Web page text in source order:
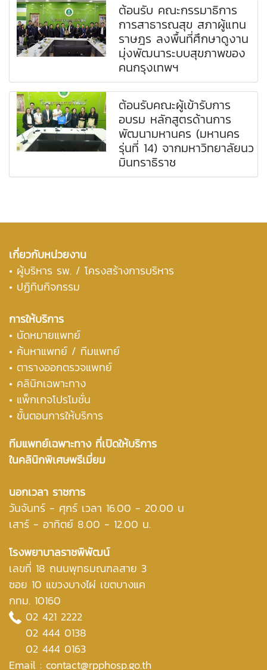
ต้อนรับ คณะกรรมาธิการ
การสาธารณสุข สภาผู้แทน
ราษฎร ลงพื้นที่ศึกษาดูงาน
มุ่งพัฒนาระบบสุขภาพของ
คนกรุงเทพฯ
ต้อนรับคณะผู้เข้ารับการ
อบรม หลักสูตรด้านการ
พัฒนามหานคร (มหานคร
รุ่นที่ 14) จากมหาวิทยาลัยนว
มินทราธิราช
เกี่ยวกับหน่วยงาน
• ผู้บริหาร รพ. / โครงสร้างการบริหาร
• ปฏิทินกิจกรรม
การให้บริการ
• นัดหมายแพทย์
• ค้นหาแพทย์ / ทีมแพทย์
• ตารางออกตรวจแพทย์
• คลินิกเฉพาะทาง
• แพ็กเกจโปรโมชั่น
• ขั้นตอนการให้บริการ
ทีมแพทย์เฉพาะทาง ที่เปิดให้บริการ
ในคลินิกพิเศษพรีเมี่ยม
นอกเวลา ราชการ
วันจันทร์ - ศุกร์ เวลา 16.00 - 20.00 น
เสาร์ - อาทิตย์ 8.00 - 12.00 น.
โรงพยาบาลราชพิพัฒน์
เลขที่ 18 ถนนพุทธมณฑลสาย 3
ซอย 10 แขวงบางไผ่ เขตบางแค
กทม. 10160
02 421 2222
02 444 0138
02 444 0163
Email : contact@rpphosp.go.th